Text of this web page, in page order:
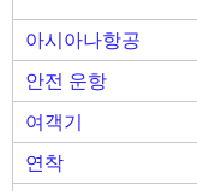
아시아나항공
안전 운항
여객기
연착